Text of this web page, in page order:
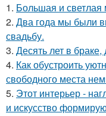
1. Большая и светлая
2. Два года мы были
свадьбу.
3. Десять лет в
4. Как обустроить
свободного места
5. Этот интерьер -
и искусство